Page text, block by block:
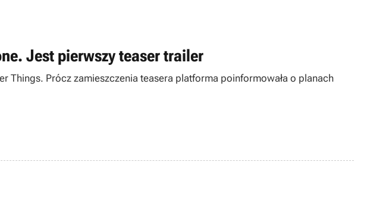
Jest pierwszy teaser trailer
Things. Prócz zamieszczenia teasera platforma poinformowała o planach